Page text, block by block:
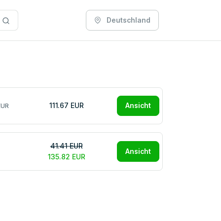
Deutschland
111.67 EUR Ansicht
41.41 EUR
135.82 EUR
Ansicht